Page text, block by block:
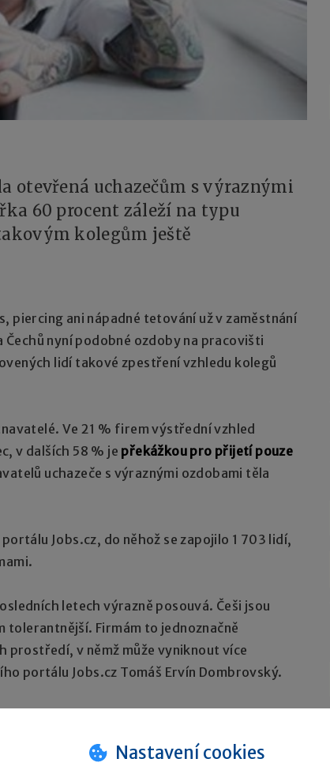
otevřená uchazečům s výraznými
60 procent záleží na typu
kolegům ještě
piercing ani nápadné tetování už v zaměstnání
Čechů nyní podobné ozdoby na pracovišti
lidí takové zpestření vzhledu kolegů
Ve 21 % firem výstřední vzhled
v dalších 58 % je překážkou pro přijetí pouze
uchazeče s výraznými ozdobami těla
Jobs.cz, do něhož se zapojilo 1 703 lidí,
letech výrazně posouvá. Češi jsou
tolerantnější. Firmám to jednoznačně
v němž může vyniknout více
portálu Jobs.cz Tomáš Ervín Dombrovský.
mnohem více dají na kvalifikaci a skutečné
ochota působit konformně již většinou nejsou
tvrdit o všech vnějších kritériích.
Nastavení cookies